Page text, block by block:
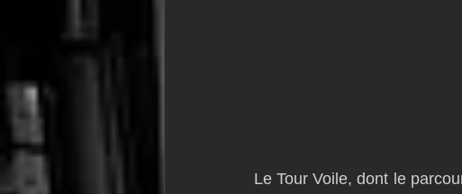
Le Tour Voile, dont le